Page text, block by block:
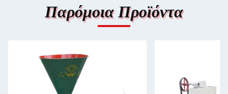
Παρόμοια Προϊόντα